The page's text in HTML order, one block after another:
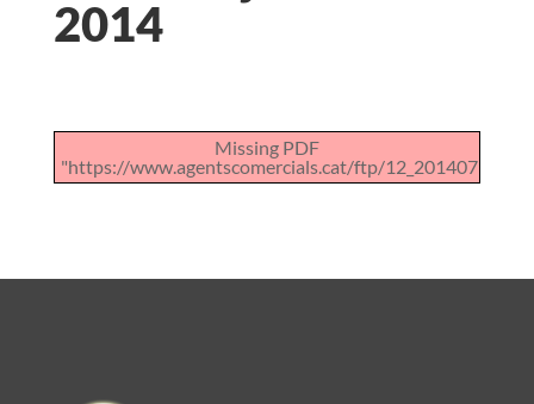
2014
Missing PDF
"https://www.agentscomercials.cat/ftp/